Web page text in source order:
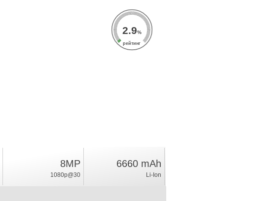
2.9%
рейтинг
8MP
1080p@30
6660 mAh
Li-Ion